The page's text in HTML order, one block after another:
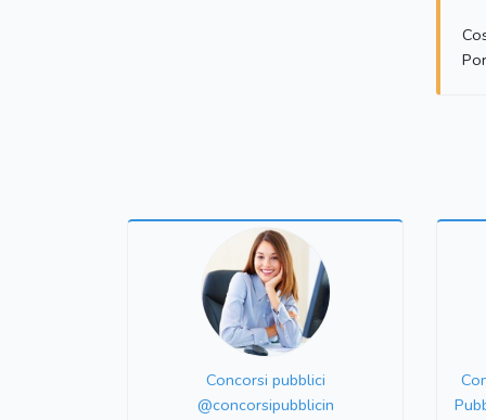
Concorsi pubblici
@concorsipubblicin